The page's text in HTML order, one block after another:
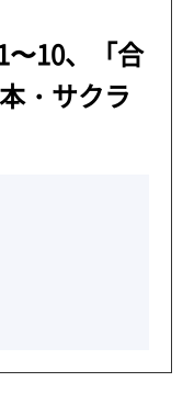
10、「合
・サクラ